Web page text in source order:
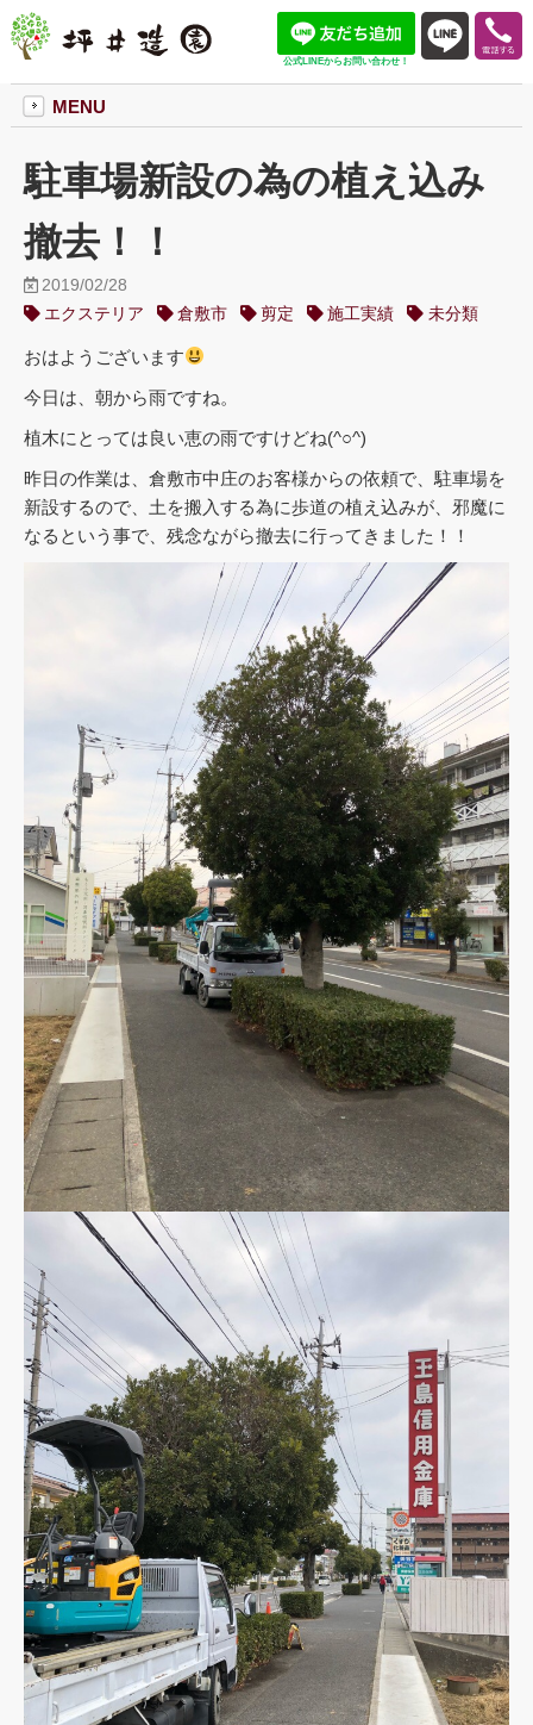
公式LINEからお問い合わせ！
MENU
駐車場新設の為の植え込み
撤去！！
2019/02/28
エクステリア
倉敷市 剪定 施工実績 未分類
おはようございます
今日は、朝から雨ですね。
植木にとっては良い恵の雨ですけどね(^○^)
昨日の作業は、倉敷市中庄のお客様からの依頼で、駐車場を
新設するので、土を搬入する為に歩道の植え込みが、邪魔に
なるという事で、残念ながら撤去に行ってきました！！